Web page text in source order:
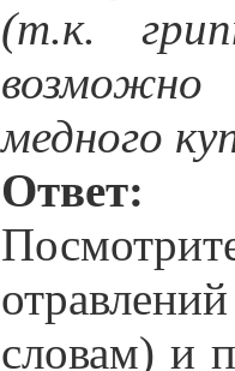
(т.к.
возможно
медного
Ответ:
словам) и